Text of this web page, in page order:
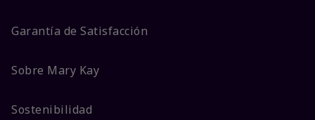
Garantía de Satisfacción
Sobre Mary Kay
Sostenibilidad